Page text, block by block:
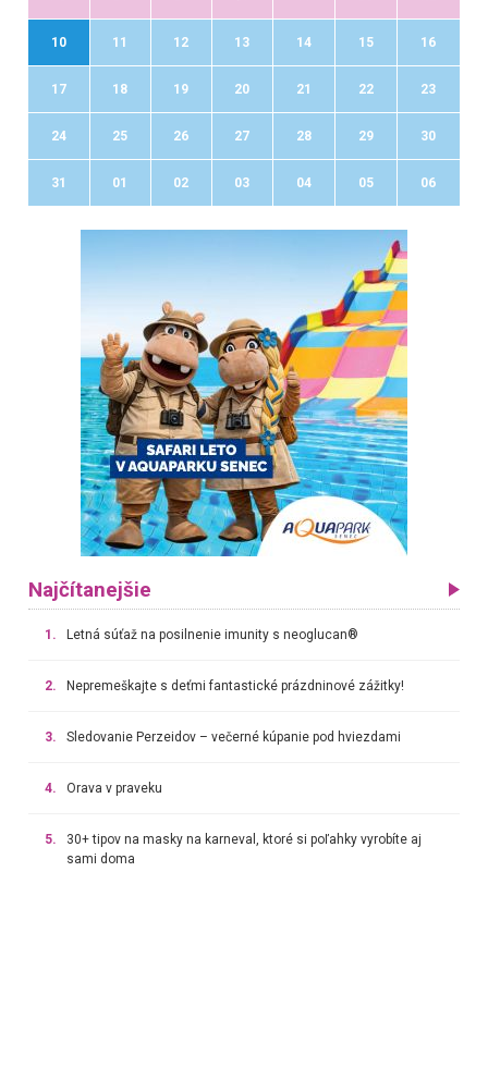
10 11 12 13 14 15 16
17 18 19 20 21 22 23
24 25 26 27 28 29 30
31 01 02 03 04 05 06
Najčítanejšie
1. Letná súťaž na posilnenie imunity s neoglucan®
2. Nepremeškajte s deťmi fantastické prázdninové zážitky!
3. Sledovanie Perzeidov – večerné kúpanie pod hviezdami
4. Orava v praveku
5.
30+ tipov na masky na karneval, ktoré si poľahky vyrobíte aj
sami doma